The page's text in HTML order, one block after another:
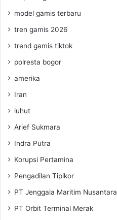
model gamis terbaru
tren gamis 2026
trend gamis tiktok
polresta bogor
amerika
Iran
luhut
Arief Sukmara
Indra Putra
Korupsi Pertamina
Pengadilan Tipikor
PT Jenggala Maritim Nusantara
PT Orbit Terminal Merak